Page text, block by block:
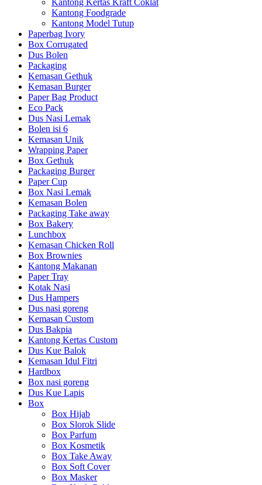
Kantong Kertas Kraft Coklat
Kantong Foodgrade
Kantong Model Tutup
Paperbag Ivory
Box Corrugated
Dus Bolen
Packaging
Kemasan Gethuk
Kemasan Burger
Paper Bag Product
Eco Pack
Dus Nasi Lemak
Bolen isi 6
Kemasan Unik
Wrapping Paper
Box Gethuk
Packaging Burger
Paper Cup
Box Nasi Lemak
Kemasan Bolen
Packaging Take away
Box Bakery
Lunchbox
Kemasan Chicken Roll
Box Brownies
Kantong Makanan
Paper Tray
Kotak Nasi
Dus Hampers
Dus nasi goreng
Kemasan Custom
Dus Bakpia
Kantong Kertas Custom
Dus Kue Balok
Kemasan Idul Fitri
Hardbox
Box nasi goreng
Dus Kue Lapis
Box
Box Hijab
Box Slorok Slide
Box Parfum
Box Kosmetik
Box Take Away
Box Soft Cover
Box Masker